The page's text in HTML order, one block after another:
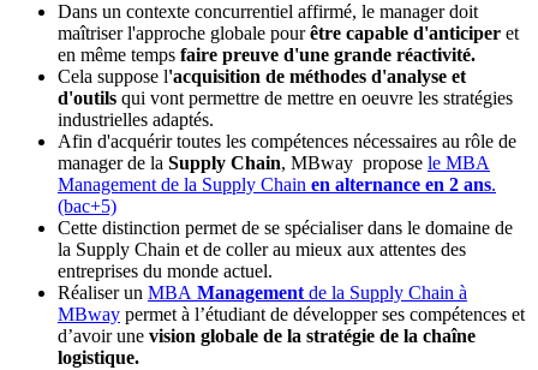
Dans un contexte concurrentiel affirmé, le manager doit
maîtriser l'approche globale pourêtre capable d'anticiper et
en même temps faire preuve d'une grande réactivité.
Cela suppose l'acquisition de méthodes d'analyse et
d'outils qui vont permettre de mettre en oeuvre les stratégies
industrielles adaptés.
Afin d'acquérir toutes les compétences nécessaires au rôle de
manager de la Supply Chain, MBway propose le MBA
Management de la Supply Chain en alternance en 2 ans.
(bac+5)
Cette distinction permet de se spécialiser dans le domaine de
la Supply Chain et de coller au mieux aux attentes des
entreprises du monde actuel.
Réaliser un MBA Management de la Supply Chain à
MBway permet à l’étudiant de développer ses compétences et
d’avoir une vision globale de la stratégie de la chaîne
logistique.